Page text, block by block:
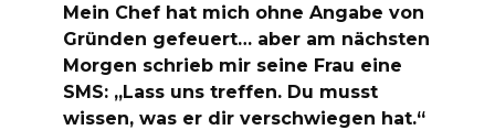
Mein Chef hat mich ohne Angabe von
Gründen gefeuert… aber am nächsten
Morgen schrieb mir seine Frau eine
SMS: „Lass uns treffen. Du musst
wissen, was er dir verschwiegen hat.“